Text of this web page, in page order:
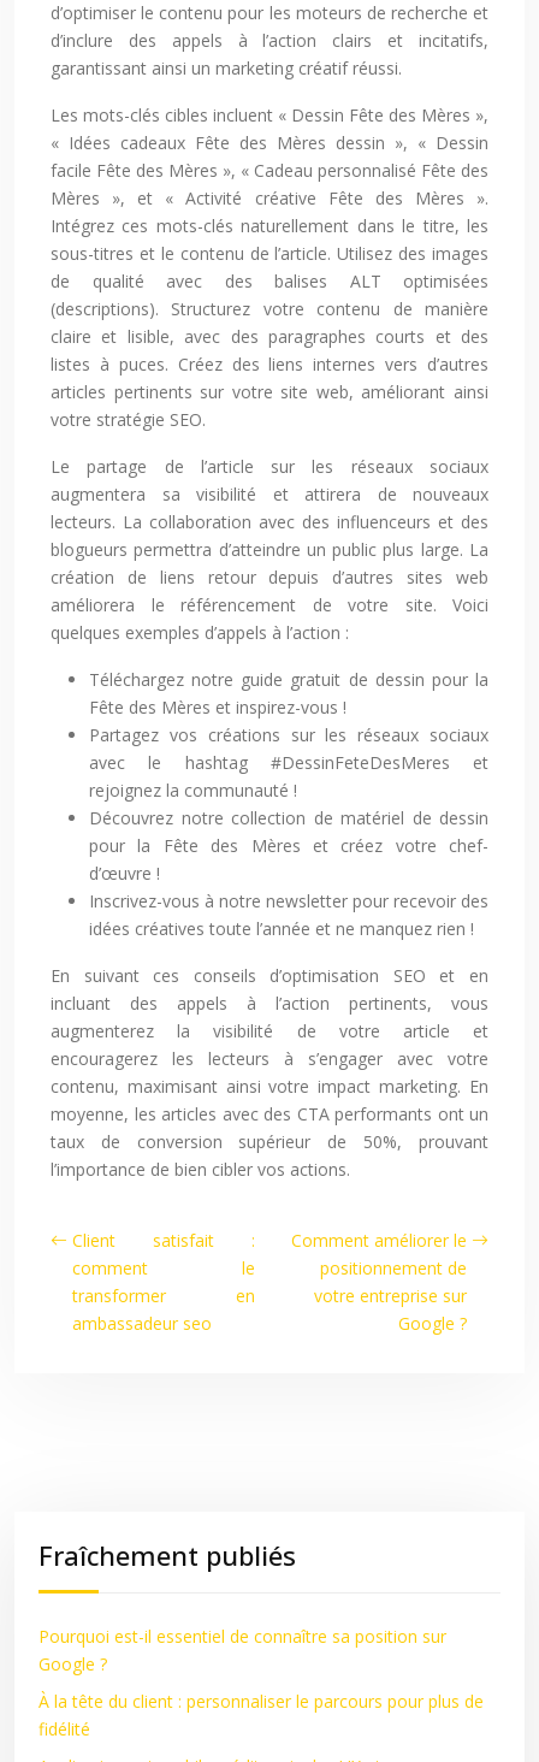
d’optimiser le contenu pour les moteurs de recherche et
d’inclure des appels à l’action clairs et incitatifs,
garantissant ainsi un marketing créatif réussi.
Les mots-clés cibles incluent « Dessin Fête des Mères »,
« Idées cadeaux Fête des Mères dessin », « Dessin
facile Fête des Mères », « Cadeau personnalisé Fête des
Mères », et « Activité créative Fête des Mères ».
Intégrez ces mots-clés naturellement dans le titre, les
sous-titres et le contenu de l’article. Utilisez des images
de qualité avec des balises ALT optimisées
(descriptions). Structurez votre contenu de manière
claire et lisible, avec des paragraphes courts et des
listes à puces. Créez des liens internes vers d’autres
articles pertinents sur votre site web, améliorant ainsi
votre stratégie SEO.
Le partage de l’article sur les réseaux sociaux
augmentera sa visibilité et attirera de nouveaux
lecteurs. La collaboration avec des influenceurs et des
blogueurs permettra d’atteindre un public plus large. La
création de liens retour depuis d’autres sites web
améliorera le référencement de votre site. Voici
quelques exemples d’appels à l’action :
Téléchargez notre guide gratuit de dessin pour la
Fête des Mères et inspirez-vous !
Partagez vos créations sur les réseaux sociaux
avec le hashtag #DessinFeteDesMeres et
rejoignez la communauté !
Découvrez notre collection de matériel de dessin
pour la Fête des Mères et créez votre chef-
d’œuvre !
Inscrivez-vous à notre newsletter pour recevoir des
idées créatives toute l’année et ne manquez rien !
En suivant ces conseils d’optimisation SEO et en
incluant des appels à l’action pertinents, vous
augmenterez la visibilité de votre article et
encouragerez les lecteurs à s’engager avec votre
contenu, maximisant ainsi votre impact marketing. En
moyenne, les articles avec des CTA performants ont un
taux de conversion supérieur de 50%, prouvant
l’importance de bien cibler vos actions.
Client satisfait :
comment le
transformer en
ambassadeur seo
Comment améliorer le
positionnement de
votre entreprise sur
Google ?
Fraîchement publiés
Pourquoi est-il essentiel de connaître sa position sur
Google ?
À la tête du client : personnaliser le parcours pour plus de
fidélité